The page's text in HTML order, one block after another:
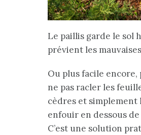
Le paillis garde le sol
prévient les
Ou plus facile encore,
ne pas racler les
cèdres et simplement
enfouir en dessous de
C’est une solution